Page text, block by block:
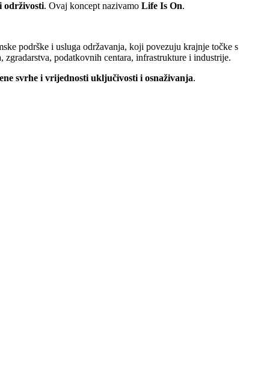
održivosti. Ovaj koncept nazivamo Life Is On.
podrške i usluga održavanja, koji povezuju krajnje točke s
podatkovnih centara, infrastrukture i industrije.
svrhe i vrijednosti uključivosti i osnaživanja.